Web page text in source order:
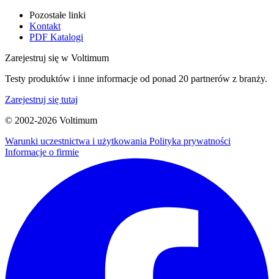
Pozostałe linki
Kontakt
PDF Katalogi
Zarejestruj się w Voltimum
Testy produktów i inne informacje od ponad 20 partnerów z branży.
Zarejestruj się tutaj
© 2002-2026 Voltimum
Warunki uczestnictwa i użytkowania Polityka prywatności
Informacje o firmie